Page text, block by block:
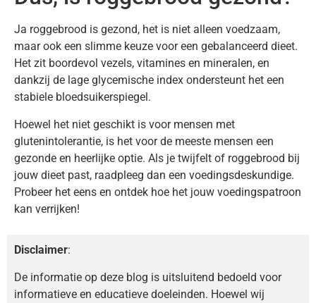
Ja roggebrood is gezond, het is niet alleen voedzaam,
maar ook een slimme keuze voor een gebalanceerd dieet.
Het zit boordevol vezels, vitamines en mineralen, en
dankzij de lage glycemische index ondersteunt het een
stabiele bloedsuikerspiegel.
Hoewel het niet geschikt is voor mensen met
glutenintolerantie, is het voor de meeste mensen een
gezonde en heerlijke optie. Als je twijfelt of roggebrood bij
jouw dieet past, raadpleeg dan een voedingsdeskundige.
Probeer het eens en ontdek hoe het jouw voedingspatroon
kan verrijken!
Disclaimer:
De informatie op deze blog is uitsluitend bedoeld voor
informatieve en educatieve doeleinden. Hoewel wij